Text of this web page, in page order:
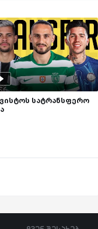
სატრანსფერო